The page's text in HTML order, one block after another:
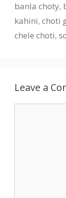
banla choty,
kahini, choti
chele choti,
Leave a